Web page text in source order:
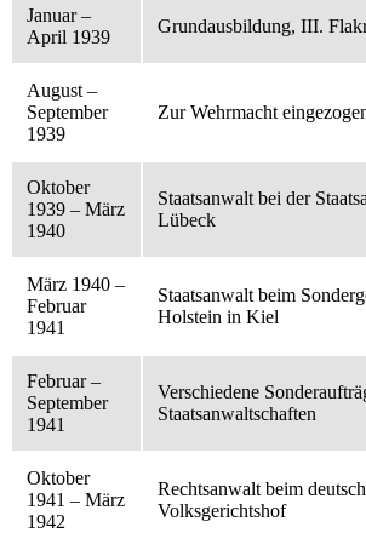
Januar –
April 1939
Grundausbildung, III.
August –
September
1939
Zur Wehrmacht
Oktober
1939 – März
1940
Staatsanwalt bei der
Lübeck
März 1940 –
Februar
1941
Staatsanwalt beim
Holstein in Kiel
Februar –
September
1941
Verschiedene
Staatsanwaltschaften
Oktober
1941 – März
1942
Rechtsanwalt beim
Volksgerichtshof